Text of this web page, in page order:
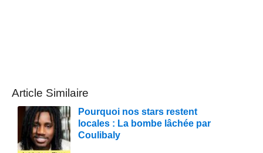
Article Similaire
Pourquoi nos stars restent
locales : La bombe lâchée par
Coulibaly